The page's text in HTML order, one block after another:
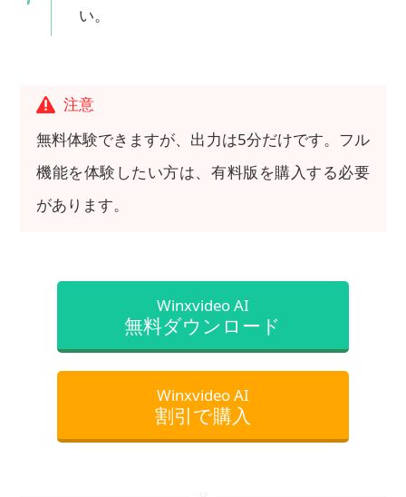
い。
注意
無料体験できますが、出力は5分だけです。フル
機能を体験したい方は、有料版を購入する必要
があります。
Winxvideo AI
無料ダウンロード
Winxvideo AI
割引で購入